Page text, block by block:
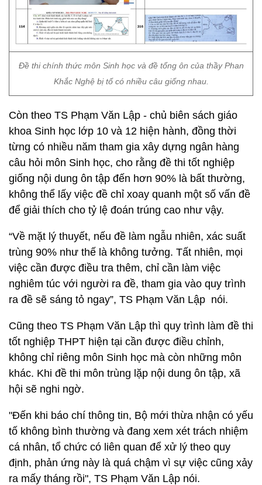
Đề thi chính thức môn Sinh học và đề tổng ôn của thầy Phan
Khắc Nghệ bị tố có nhiều câu giống nhau.
Còn theo TS Phạm Văn Lập - chủ biên sách giáo
khoa Sinh học lớp 10 và 12 hiện hành, đồng thời
từng có nhiều năm tham gia xây dựng ngân hàng
câu hỏi môn Sinh học, cho rằng đề thi tốt nghiệp
giống nội dung ôn tập đến hơn 90% là bất thường,
không thể lấy việc đề chỉ xoay quanh một số vấn đề
để giải thích cho tỷ lệ đoán trúng cao như vậy.
“Về mặt lý thuyết, nếu đề làm ngẫu nhiên, xác suất
trùng 90% như thế là không tưởng. Tất nhiên, mọi
việc cần được điều tra thêm, chỉ cần làm việc
nghiêm túc với người ra đề, tham gia vào quy trình
ra đề sẽ sáng tỏ ngay”, TS Phạm Văn Lập nói.
Cũng theo TS Phạm Văn Lập thì quy trình làm đề thi
tốt nghiệp THPT hiện tại cần được điều chỉnh,
không chỉ riêng môn Sinh học mà còn những môn
khác. Khi đề thi môn trùng lặp nội dung ôn tập, xã
hội sẽ nghi ngờ.
"Đến khi báo chí thông tin, Bộ mới thừa nhận có yếu
tố không bình thường và đang xem xét trách nhiệm
cá nhân, tổ chức có liên quan để xử lý theo quy
định, phản ứng này là quá chậm vì sự việc cũng xảy
ra mấy tháng rồi", TS Phạm Văn Lập nói.